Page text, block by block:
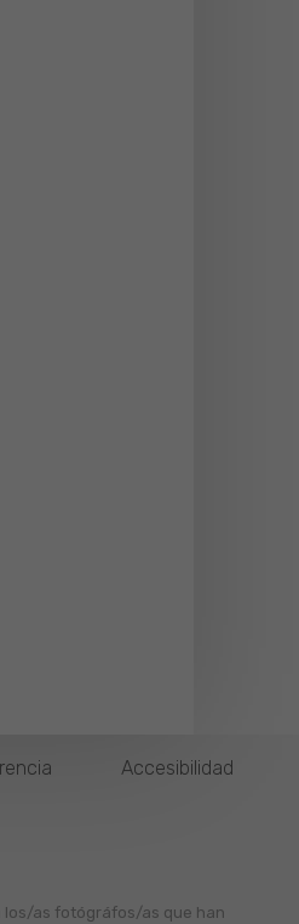
Accesibilidad
los/as fotógráfos/as que han